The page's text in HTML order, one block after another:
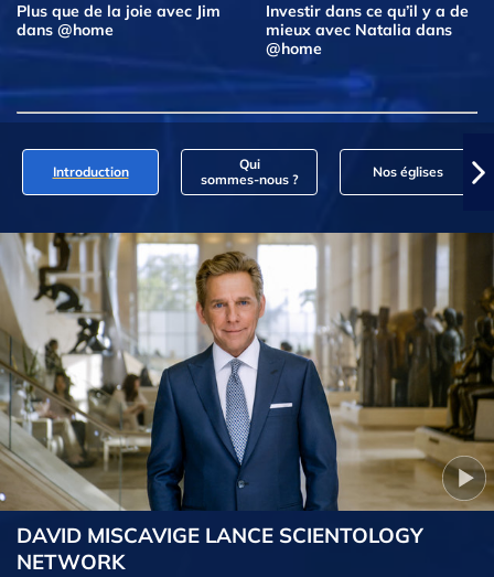
Plus que de la joie avec Jim
dans @home
Investir dans ce qu’il y a de
mieux avec Natalia dans
@home
Introduction
Qui
sommes‑nous ?
Nos églises
DAVID MISCAVIGE LANCE SCIENTOLOGY
NETWORK